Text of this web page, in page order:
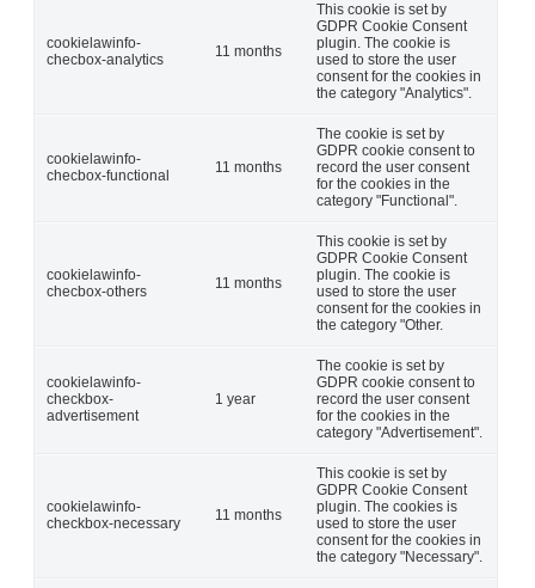
cookielawinfo-
checbox-analytics
11 months
This cookie is set by
GDPR Cookie Consent
plugin. The cookie is
used to store the user
consent for the cookies in
the category "Analytics".
cookielawinfo-
checbox-functional
11 months
The cookie is set by
GDPR cookie consent to
record the user consent
for the cookies in the
category "Functional".
cookielawinfo-
checbox-others
11 months
This cookie is set by
GDPR Cookie Consent
plugin. The cookie is
used to store the user
consent for the cookies in
the category "Other.
cookielawinfo-
checkbox-
advertisement
1 year
The cookie is set by
GDPR cookie consent to
record the user consent
for the cookies in the
category "Advertisement".
cookielawinfo-
checkbox-necessary
11 months
This cookie is set by
GDPR Cookie Consent
plugin. The cookies is
used to store the user
consent for the cookies in
the category "Necessary".